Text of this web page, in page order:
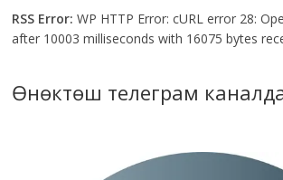
RSS Error: WP HTTP Error: cURL error 28:
after 10003 milliseconds with 16075 bytes
Өнөктөш телеграм